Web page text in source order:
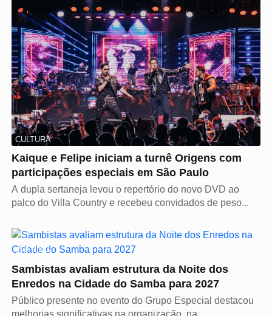
CULTURA
Kaique e Felipe iniciam a turnê Origens com
participações especiais em São Paulo
A dupla sertaneja levou o repertório do novo DVD ao
palco do Villa Country e recebeu convidados de peso...
CULTURA
Sambistas avaliam estrutura da Noite dos
Enredos na Cidade do Samba para 2027
Público presente no evento do Grupo Especial destacou
melhorias significativas na organização, na...